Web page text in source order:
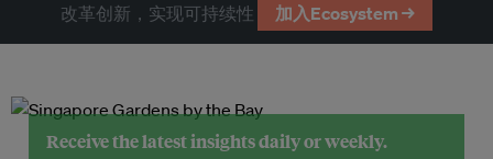
改革创新，实现可持续性 加入Ecosystem →
Receive the latest insights daily or weekly.